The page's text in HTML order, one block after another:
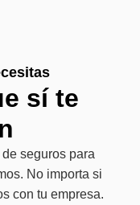
sí te
seguros para
No importa si
con tu empresa.